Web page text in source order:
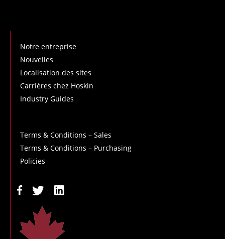
Notre entreprise
Nouvelles
Localisation des sites
Carrières chez Hoskin
Industry Guides
Terms & Conditions – Sales
Terms & Conditions – Purchasing
Policies